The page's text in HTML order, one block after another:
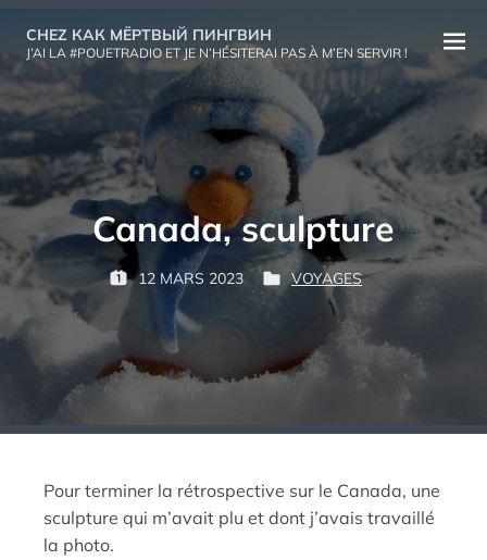
contenu
CHEZ КАК МЁРТВЫЙ ПИНГВИН
J’AI LA #POUETRADIO ET JE N’HÉSITERAI PAS À M’EN SERVIR !
le
Canada, sculpture
P
B
L
I
L
:
12 MARS 2023
P
:
К
М
Ы
Й
P
U
I
D
N
S
VOYAGES
Pour terminer la rétrospective sur le Canada, une
sculpture qui m’avait plu et dont j’avais travaillé
la photo.